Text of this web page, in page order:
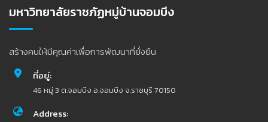
มหาวิทยาลัยราชภัฏหมู่บ้านจอมบึง
สร้างคนให้มีคุณค่าเพื่อการพัฒนาที่ยั่งยืน
ที่อยู่:
46 หมู่ 3 ต.จอมบึง อ.จอมบึง จ.ราชบุรี 70150
Address: